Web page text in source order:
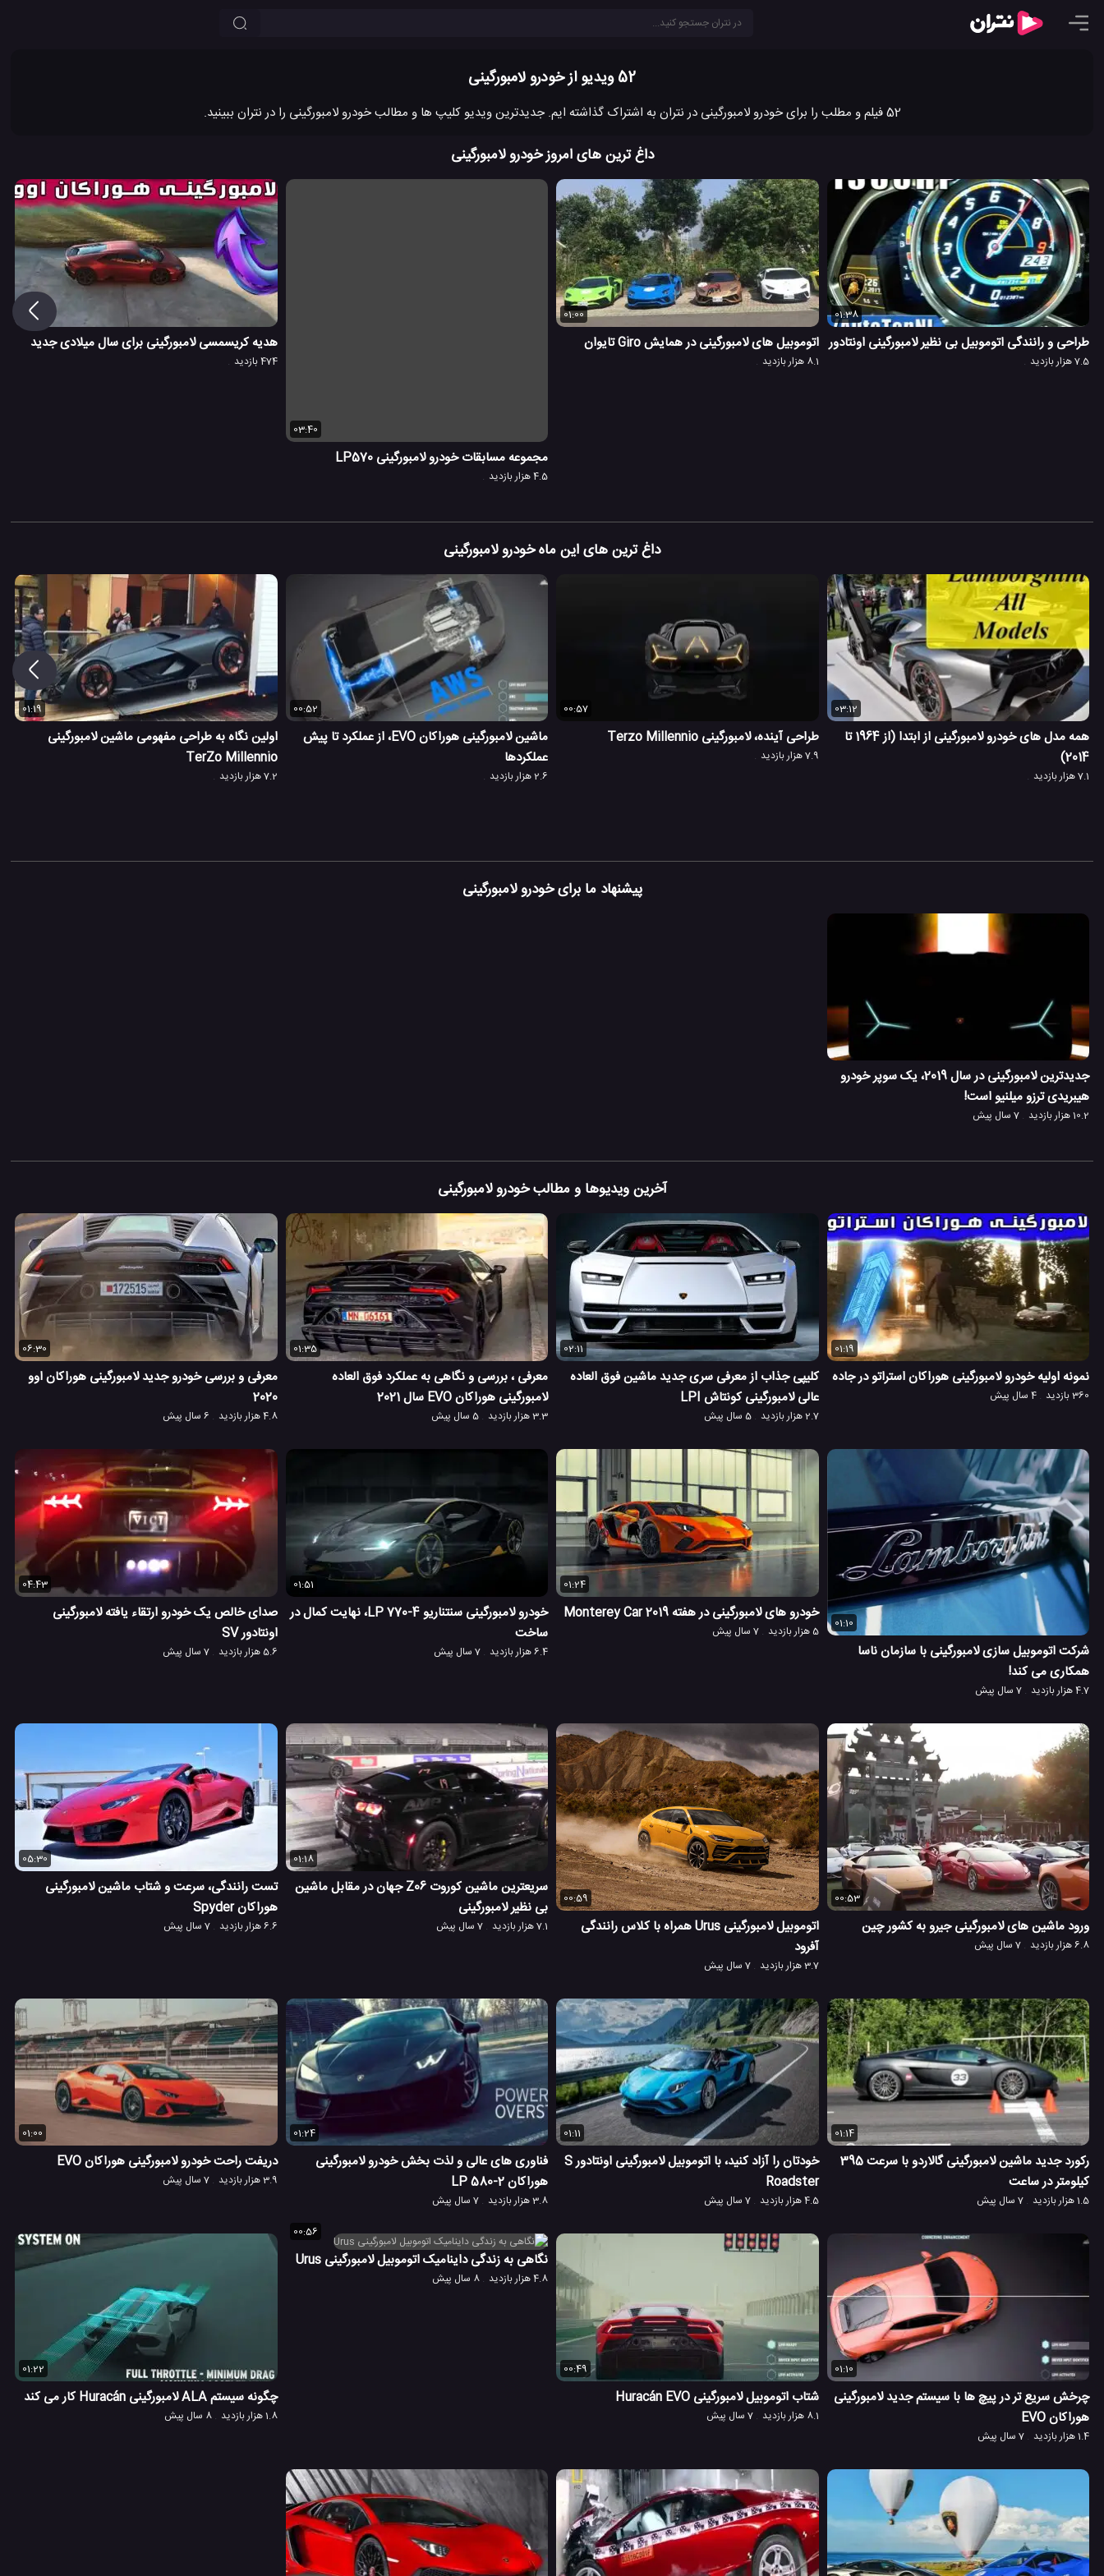
52 ویدیو از خودرو لامبورگینی
52 فیلم و مطلب را برای خودرو لامبورگینی در نتران به اشتراک گذاشته ایم. جدیدترین ویدیو کلیپ ها و مطالب خودرو لامبورگینی را در نتران ببینید.
داغ ترین های امروز خودرو لامبورگینی
01:38
طراحی و رانندگی اتوموبیل بی نظیر لامبورگینی اونتادور
7.5 هزار بازدید
01:00
اتوموبیل های لامبورگینی در همایش Giro تایوان
8.1 هزار بازدید
03:40
مجموعه مسابقات خودرو لامبورگینی LP570
4.5 هزار بازدید
01:23
هدیه کریسمسی لامبورگینی برای سال میلادی جدید
474 بازدید
داغ ترین های این ماه خودرو لامبورگینی
03:12
همه مدل های خودرو لامبورگینی از ابتدا (از 1964 تا
2014)
7.1 هزار بازدید
00:57
طراحی آینده، لامبورگینی Terzo Millennio
7.9 هزار بازدید
00:52
ماشین لامبورگینی هوراکان EVO، از عملکرد تا پیش
عملکردها
2.6 هزار بازدید
01:19
اولین نگاه به طراحی مفهومی ماشین لامبورگینی
TerZo Millennio
7.2 هزار بازدید
پیشنهاد ما برای خودرو لامبورگینی
جدیدترین لامبورگینی در سال 2019، یک سوپر خودرو
هیبریدی ترزو میلنیو است!
10.2 هزار بازدید 7 سال پیش
آخرین ویدیوها و مطالب خودرو لامبورگینی
01:19
نمونه اولیه خودرو لامبورگینی هوراکان استراتو در جاده
360 بازدید 4 سال پیش
02:11
کلیپی جذاب از معرفی سری جدید ماشین فوق العاده
عالی لامبورگینی کونتاش LPI
2.7 هزار بازدید 5 سال پیش
01:35
معرفی ، بررسی و نگاهی به عملکرد فوق العاده
لامبورگینی هوراکان EVO سال 2021
3.3 هزار بازدید 5 سال پیش
06:30
معرفی و بررسی خودرو جدید لامبورگینی هوراکان اوو
2020
4.8 هزار بازدید 6 سال پیش
01:10
شرکت اتوموبیل سازی لامبورگینی با سازمان ناسا
همکاری می کند!
4.7 هزار بازدید 7 سال پیش
01:24
خودرو های لامبورگینی در هفته Monterey Car 2019
5 هزار بازدید 7 سال پیش
01:51
خودرو لامبورگینی سنتناریو LP 770-4، نهایت کمال در
ساخت
6.4 هزار بازدید 7 سال پیش
04:43
صدای خالص یک خودرو ارتقاء یافته لامبورگینی
اونتادور SV
5.6 هزار بازدید 7 سال پیش
00:53
ورود ماشین های لامبورگینی جیرو به کشور چین
6.8 هزار بازدید 7 سال پیش
00:59
اتوموبیل لامبورگینی Urus همراه با کلاس رانندگی
آفرود
3.7 هزار بازدید 7 سال پیش
01:18
سریعترین ماشین کوروت Z06 جهان در مقابل ماشین
بی نظیر لامبورگینی
7.1 هزار بازدید 7 سال پیش
05:30
تست رانندگی، سرعت و شتاب ماشین لامبورگینی
هوراکان Spyder
6.6 هزار بازدید 7 سال پیش
01:14
رکورد جدید ماشین لامبورگینی گالاردو با سرعت 395
کیلومتر در ساعت
1.5 هزار بازدید 7 سال پیش
01:11
خودتان را آزاد کنید، با اتوموبیل لامبورگینی اونتادور S
Roadster
4.5 هزار بازدید 7 سال پیش
01:24
فناوری های عالی و لذت بخش خودرو لامبورگینی
هوراکان LP 580-2
3.8 هزار بازدید 7 سال پیش
01:00
دریفت راحت خودرو لامبورگینی هوراکان EVO
3.9 هزار بازدید 7 سال پیش
01:10
چرخش سریع تر در پیچ ها با سیستم جدید لامبورگینی
هوراکان EVO
1.4 هزار بازدید 7 سال پیش
00:49
شتاب اتوموبیل لامبورگینی Huracán EVO
8.1 هزار بازدید 7 سال پیش
00:56
نگاهی به زندگی داینامیک اتوموبیل لامبورگینی Urus
4.8 هزار بازدید 8 سال پیش
01:22
چگونه سیستم ALA لامبورگینی Huracán کار می کند
1.8 هزار بازدید 8 سال پیش